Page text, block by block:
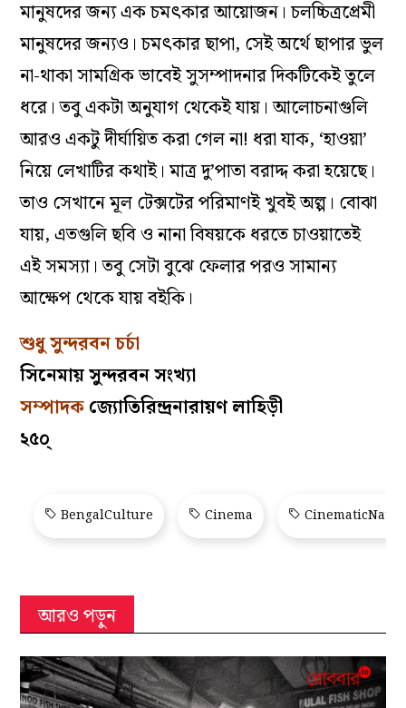
মানুষদের জন্য এক চমৎকার আয়োজন। চলচ্চিত্রপ্রেমী
মানুষদের জন্যও। চমৎকার ছাপা, সেই অর্থে ছাপার ভুল
না-থাকা সামগ্রিক ভাবেই সুসম্পাদনার দিকটিকেই তুলে
ধরে। তবু একটা অনুযাগ থেকেই যায়। আলোচনাগুলি
আরও একটু দীর্ঘায়িত করা গেল না! ধরা যাক, ‘হাওয়া’
নিয়ে লেখাটির কথাই। মাত্র দু’পাতা বরাদ্দ করা হয়েছে।
তাও সেখানে মূল টেক্সটের পরিমাণই খুবই অল্প। বোঝা
যায়, এতগুলি ছবি ও নানা বিষয়কে ধরতে চাওয়াতেই
এই সমস্যা। তবু সেটা বুঝে ফেলার পরও সামান্য
আক্ষেপ থেকে যায় বইকি।
শুধু সুন্দরবন চর্চা
সিনেমায় সুন্দরবন সংখ্যা
সম্পাদকজ্যোতিরিন্দ্রনারায়ণ লাহিড়ী
২৫০্‌
BengalCulture Cinema
আরও পড়ুন